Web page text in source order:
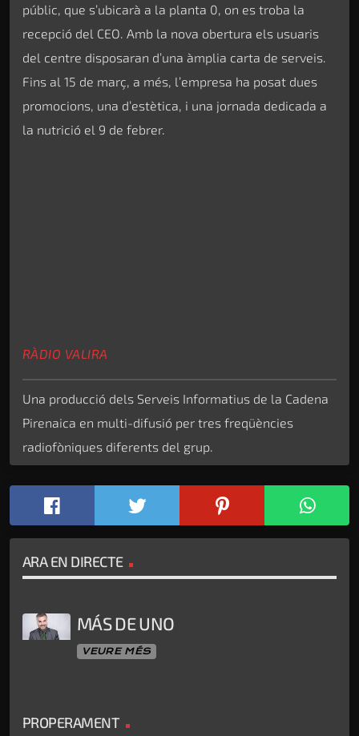
públic, que s’ubicarà a la planta 0, on es troba la
recepció del CEO. Amb la nova obertura els usuaris
del centre disposaran d’una àmplia carta de serveis.
Fins al 15 de març, a més, l’empresa ha posat dues
promocions, una d’estètica, i una jornada dedicada a
la nutrició el 9 de febrer.
RÀDIO VALIRA
Una producció dels Serveis Informatius de la Cadena
Pirenaica en multi-difusió per tres freqüències
radiofòniques diferents del grup.
ARA EN DIRECTE
MÁS DE UNO
VEURE MÉS
PROPERAMENT